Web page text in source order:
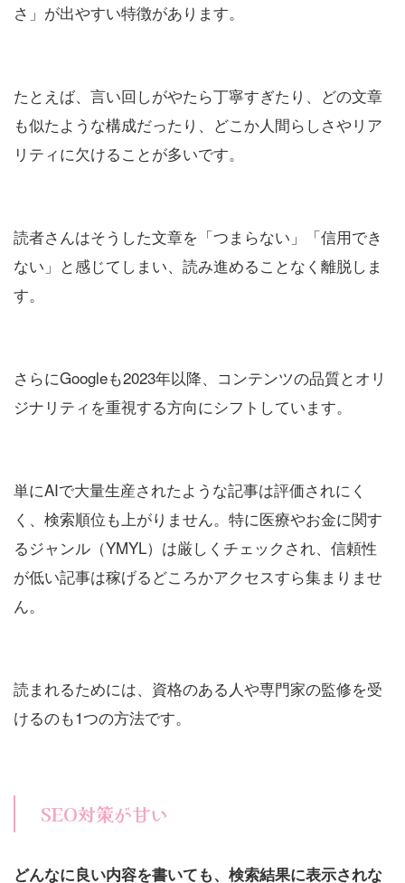
さ」が出やすい特徴があります。
たとえば、言い回しがやたら丁寧すぎたり、どの文章
も似たような構成だったり、どこか人間らしさやリア
リティに欠けることが多いです。
読者さんはそうした文章を「つまらない」「信用でき
ない」と感じてしまい、読み進めることなく離脱しま
す。
さらにGoogleも2023年以降、コンテンツの品質とオリ
ジナリティを重視する方向にシフトしています。
単にAIで大量生産されたような記事は評価されにく
く、検索順位も上がりません。特に医療やお金に関す
るジャンル（YMYL）は厳しくチェックされ、信頼性
が低い記事は稼げるどころかアクセスすら集まりませ
ん。
読まれるためには、資格のある人や専門家の監修を受
けるのも1つの方法です。
SEO対策が甘い
どんなに良い内容を書いても、検索結果に表示されな